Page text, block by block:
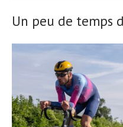
Un peu de temps